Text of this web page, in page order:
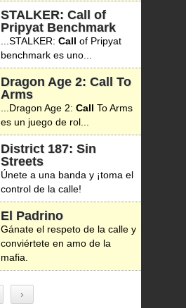
STALKER: Call of
Pripyat Benchmark
...STALKER: Call of Pripyat
benchmark es uno...
Dragon Age 2: Call To
Arms
...Dragon Age 2: Call To Arms
es un juego de rol...
District 187: Sin
Streets
Únete a una banda y ¡toma el
control de la calle!
El Padrino
Gánate el respeto de la calle y
conviértete en amo de la
mafia.
›